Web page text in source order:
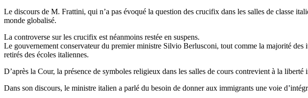
Le discours de M. Frattini, qui n’a pas évoqué la question des crucifix dans les salles de classe
monde globalisé.
La controverse sur les crucifix est néanmoins restée en suspens.
Le gouvernement conservateur du premier ministre Silvio Berlusconi, tout comme la majorité des
retirés des écoles italiennes.
D’après la Cour, la présence de symboles religieux dans les salles de cours contrevient à la
Dans son discours, le ministre italien a parlé du besoin de donner aux immigrants une voie